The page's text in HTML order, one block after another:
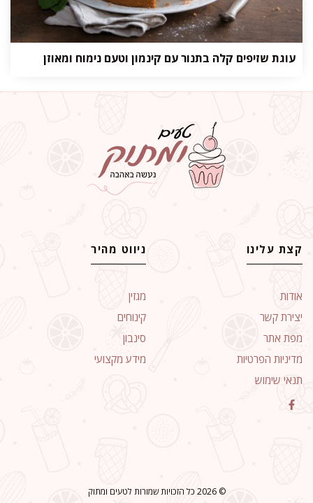
עוגת שזיפים קלה בתנור עם קינמון וטעם נימוח ומאוזן
קצת עלינו
אודות
יצירת קשר
מפת אתר
מדיניות הפרטיות
תנאי שימוש
ניווט מהיר
מגזין
קינוחים
סינבון
מידע מקצועי
© 2026 כל הזכויות שמורות לטעים ומתוק